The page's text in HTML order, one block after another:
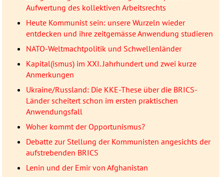
Aufwertung des kollektiven Arbeitsrechts
Heute Kommunist sein: unsere Wurzeln wieder
entdecken und ihre zeitgemässe Anwendung studieren
NATO-Weltmachtpolitik und Schwellenländer
Kapital(ismus) im XXI. Jahrhundert und zwei kurze
Anmerkungen
Ukraine/Russland: Die KKE-These über die BRICS-
Länder scheitert schon im ersten praktischen
Anwendungsfall
Woher kommt der Opportunismus?
Debatte zur Stellung der Kommunisten angesichts der
aufstrebenden BRICS
Lenin und der Emir von Afghanistan